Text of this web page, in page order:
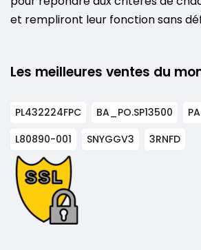
et rempliront leur fonction sans
Les meilleures ventes du
PL432224FPC BA_PO.SP13500
L80890-001
SNYGGV3 3RNFD